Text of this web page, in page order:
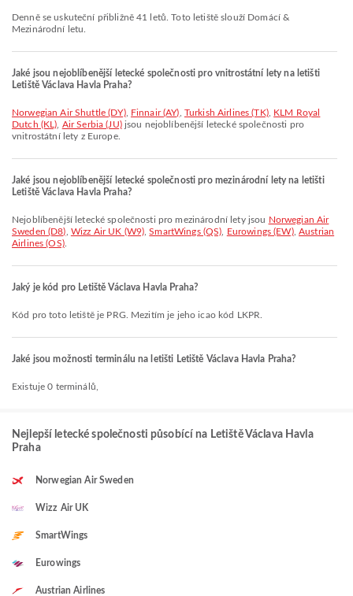
Denně se uskuteční přibližně 41 letů. Toto letiště slouží Domácí &
Mezinárodní letu.
Jaké jsou nejoblíbenější letecké společnosti pro vnitrostátní lety na letišti
Letiště Václava Havla Praha?
Norwegian Air Shuttle (DY), Finnair (AY) Turkish Airlines (TK), KLM Royal
Dutch (KL) Air Serbia (JU)jsou nejoblíbenější letecké společnosti pro
vnitrostátní lety z Europe.
Jaké jsou nejoblíbenější letecké společnosti pro mezinárodní lety na letišti
Letiště Václava Havla Praha?
Nejoblíbenější letecké společnosti pro mezinárodní lety jsou Norwegian Air
Sweden (D8) Wizz Air UK (W9) ,SmartWings (QS) Eurowings (EW), Austrian
Airlines (OS).
Jaký je kód pro Letiště Václava Havla Praha?
Kód pro toto letiště je PRG. Mezitím je jeho icao kód LKPR.
Jaké jsou možnosti terminálu na letišti Letiště Václava Havla Praha?
Existuje 0 terminálů,
Nejlepší letecké společnosti působící na Letiště Václava Havla
Praha
Norwegian Air Sweden
Wizz Air UK
SmartWings
Eurowings
Austrian Airlines